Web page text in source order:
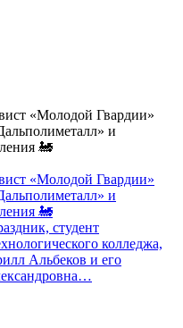
«Молодой Гвардии»
и
🚂
«Молодой Гвардии»
и
🚂
студент
колледжа,
Альбеков и его